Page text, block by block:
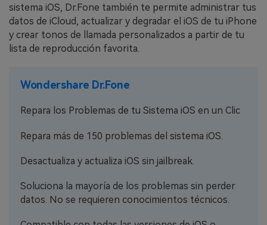
sistema iOS, Dr.Fone también te permite administrar tus
datos de iCloud, actualizar y degradar el iOS de tu iPhone
y crear tonos de llamada personalizados a partir de tu
lista de reproducción favorita.
Wondershare Dr.Fone
Repara los Problemas de tu Sistema iOS en un Clic
Repara más de 150 problemas del sistema iOS.
Desactualiza y actualiza iOS sin jailbreak.
Soluciona la mayoría de los problemas sin perder
datos. No se requieren conocimientos técnicos.